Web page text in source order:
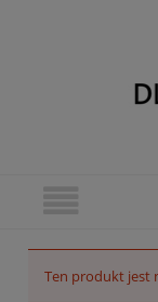
Ten produkt jest